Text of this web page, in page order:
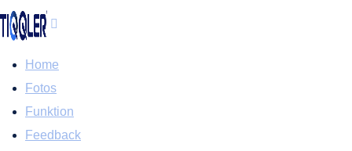
Home
Fotos
Funktion
Feedback